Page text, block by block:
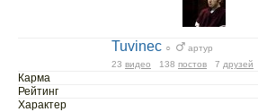
Tuvinec ○
артур
23 видео 138 постов 7 друзей
Карма
Рейтинг
Характер